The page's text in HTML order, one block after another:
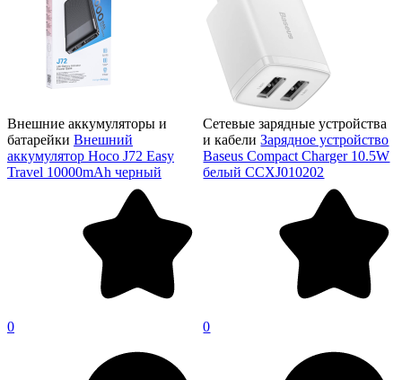
Внешние аккумуляторы и
батарейки Внешний
аккумулятор Hoco J72 Easy
Travel 10000mAh черный
0
Сетевые зарядные устройства
и кабели Зарядное устройство
Baseus Compact Charger 10.5W
белый CCXJ010202
0